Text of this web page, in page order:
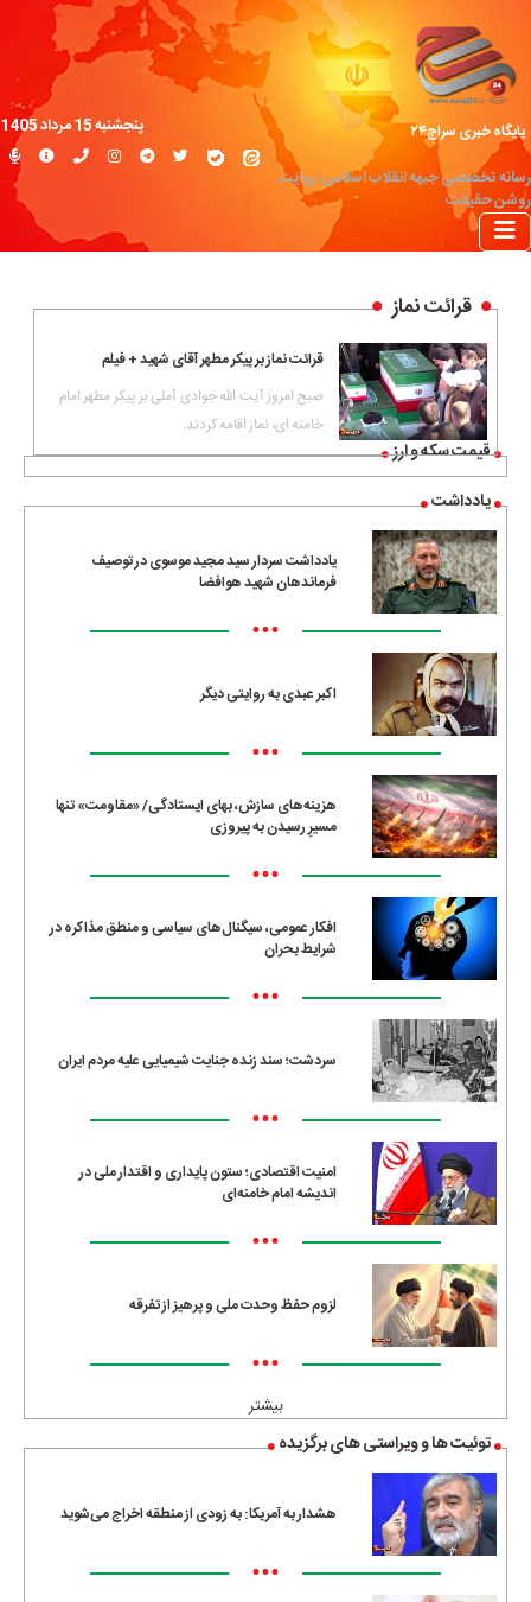
پایگاه خبری سراج۲۴
رسانه تخصصی جبهه انقلاب اسلامی؛ روایت
روشن حقیقت
پنجشنبه 15 مرداد 1405
قیمت سکه و ارز
یادداشت
یادداشت سردار سید مجید موسوی در توصیف
فرماندهان شهید هوافضا
•••
اکبر عبدی به روایتی دیگر
•••
هزینه‌های سازش، بهای ایستادگی/ «مقاومت» تنها
مسیرِ رسیدن به پیروزی
•••
افکار عمومی، سیگنال‌های سیاسی و منطق مذاکره در
شرایط بحران
•••
سردشت؛ سند زنده جنایت شیمیایی علیه مردم ایران
•••
امنیت اقتصادی؛ ستون پایداری و اقتدار ملی در
اندیشه امام خامنه‌ای
•••
لزوم حفظ وحدت ملی و پرهیز از تفرقه
•••
بیشتر
توئیت ها و ویراستی های برگزیده
هشدار به آمریکا: به زودی از منطقه اخراج می‌شوید
•••
قرائت نماز
قرائت نماز بر پیکر مطهر آقای شهید + فیلم
صبح امروز آیت الله جوادی آملی بر پیکر مطهر امام
خامنه ای، نماز اقامه کردند.